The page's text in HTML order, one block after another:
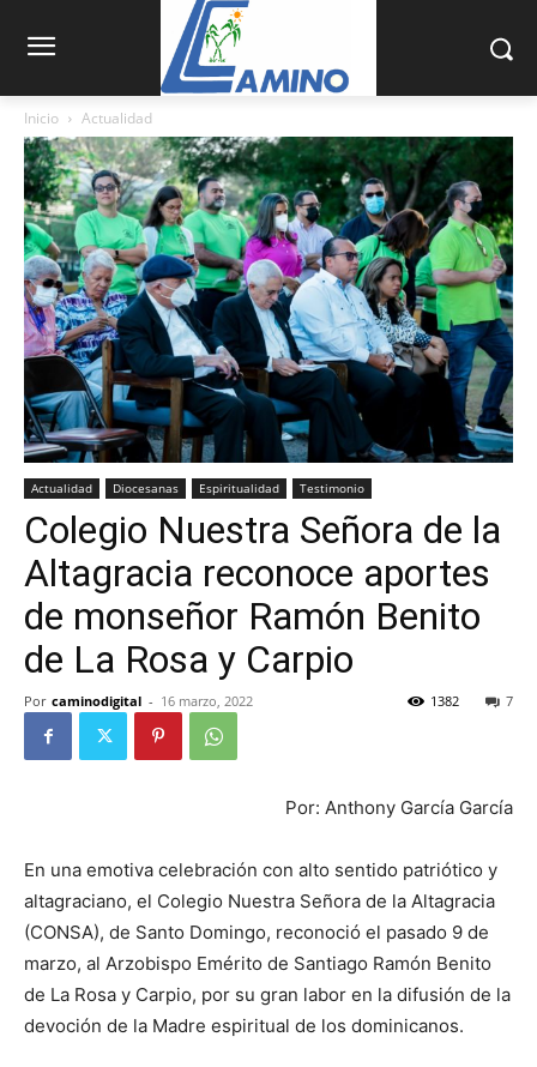
Inicio Actualidad
Actualidad Diocesanas Espiritualidad Testimonio
Colegio Nuestra Señora de la
Altagracia reconoce aportes
de monseñor Ramón Benito
de La Rosa y Carpio
Por caminodigital - 16 marzo, 2022 7
1382
Por: Anthony García García
En una emotiva celebración con alto sentido patriótico y
altagraciano, el Colegio Nuestra Señora de la Altagracia
(CONSA), de Santo Domingo, reconoció el pasado 9 de
marzo, al Arzobispo Emérito de Santiago Ramón Benito
de La Rosa y Carpio, por su gran labor en la difusión de la
devoción de la Madre espiritual de los dominicanos.